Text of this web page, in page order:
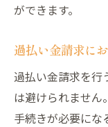
ができます。
過払い金請求に
過払い金請求を行
は避けられません
手続きが必要にな